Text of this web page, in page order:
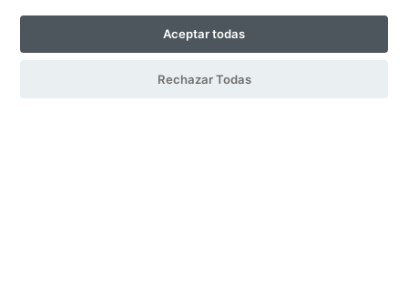
Legal notice|Privacy policy
Aceptar todas
Rechazar Todas